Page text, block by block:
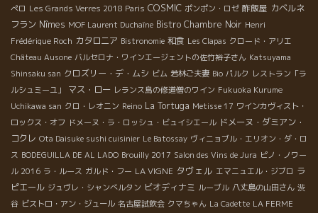
ぺロ Les Grands Verres 2018 Paris COSMIC ポンポン・ロゼ 酢飯屋 カベルネ
フラン Nîmes MOF Laurent Duchaîne Bistro Chambre Noir Henri
Frédérique Roch カタロニア Bistronomie 和食 Les Clapas クロード・アリエ
Château Ausone バルセロナ・ワインエージェントの佐竹裕子さん Katsuyama
Shinsaku san クロズリー・デ・ムシ ビム 若林ご夫妻 Bio パルク レストラン「ラ
ルシュミーユ」
マス・ロー レランス島の修道僧のワイン Fukuoka Kurume
Uchikawa san クロ・レオニン Reino La Tortuga Metisse 17 ワインカヴィスト・
ロックス・オフ ドメーヌ・ラ・ロッシュ・ビュイシエール ドメーヌ・ダミアン・
コクレ Ota Daisuke sushi cuisinier Le Batossay ヴィニョブル・エリオン・ダ・ロ
ス BODEGUILLA DE AL LADO Brouilly 2017 Salon des Vins de Jura ピノ・ノワー
ル 2016 ラ・ルース ガルド・フー LA VIGNE タヴェル エマニュエル・ジブロ ラ
ピエール ジュヴレ・シャンべルタン ビオディナミ ルーブル 八丈島の山田さん 渋
谷 ビストロ・アン・ジュール 名古屋試飲会 クマちゃん La Cadette LA FERME